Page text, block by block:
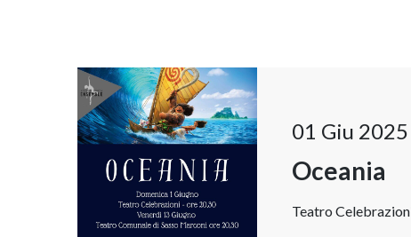
01 Giu
Oceania
Teatro